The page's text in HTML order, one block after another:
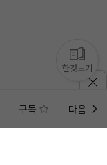
구독 다음
한컷보기
미노벨 앱설치하기